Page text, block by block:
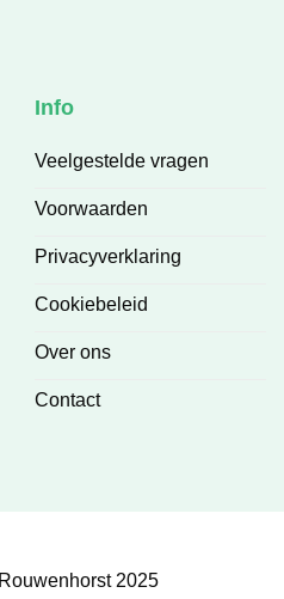
Info
Veelgestelde vragen
Voorwaarden
Privacyverklaring
Cookiebeleid
Over ons
Contact
2025